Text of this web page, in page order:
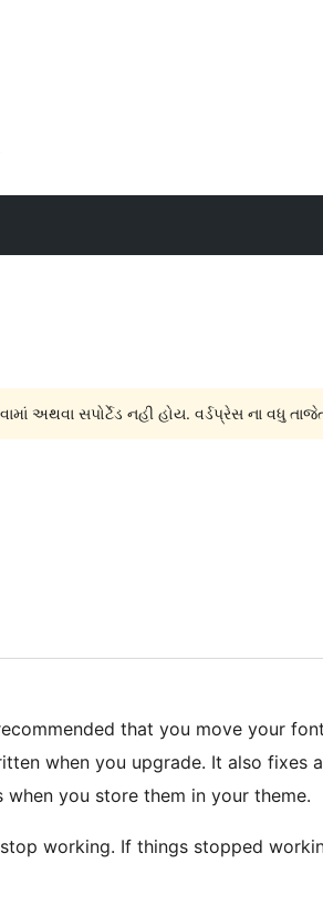
અથવા સપોર્ટેડ નહી હોય. વર્ડપ્રેસ ના વધુ
that you move your
when you upgrade. It also fixes a
you store them in your theme.
working. If things stopped